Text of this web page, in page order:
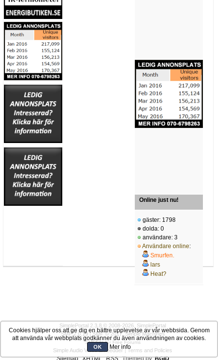
Online just nu!
gäster: 1798
dolda: 0
användare: 3
Användare online:
Smurfen.
lars
Heat?
SimplePortal 2.3.8 © 2008-2026, SimplePortal
SMF 2.0.19|SMF © 2017,Simple Machines
SMFAdsfor Free Forums
Simple Audio Video Embedder|Terms and Policies
Sitemap XHTML RSS Themed by:BGID
Cookies hjälper oss att ge dig en bättre upplevelse av vår webbsida. Genom
att använda vår webbplats godkänner du även användningen av cookies.
OK Mer info